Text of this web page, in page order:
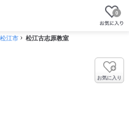
0
松江市 松江古志原教室
お気に入り